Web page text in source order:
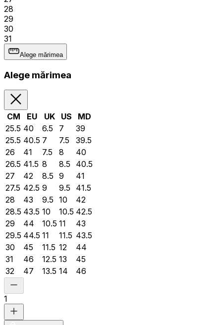
28
29
30
31
Alege mărimea
Alege mărimea
CM EU UK US
MD
25.5 40 6.5 7
39
25.5 40.5 7 7.5
39.5
26
41 7.5 8
40
26.5 41.5 8 8.5
40.5
27
42 8.5 9
41
27.5 42.5 9 9.5
41.5
28
43 9.5 10
42
28.5 43.5 10 10.5 42.5
29
44 10.5 11
43
29.5 44.5 11 11.5 43.5
30
45 11.5 12
44
31
46 12.5 13
45
32
47 13.5 14 46
1